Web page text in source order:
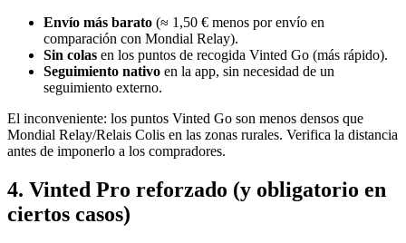
Envío más barato (≈ 1,50 € menos por envío en
comparación con Mondial Relay).
Sin colas en los puntos de recogida Vinted Go (más rápido).
Seguimiento nativo en la app, sin necesidad de un
seguimiento externo.
El inconveniente: los puntos Vinted Go son menos densos que
Mondial Relay/Relais Colis en las zonas rurales. Verifica la distancia
antes de imponerlo a los compradores.
4. Vinted Pro reforzado (y obligatorio en
ciertos casos)